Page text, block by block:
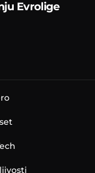
Evrolige